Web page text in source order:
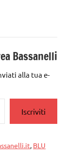
Bassanelli
alla tua e-
Iscriviti
, BLU